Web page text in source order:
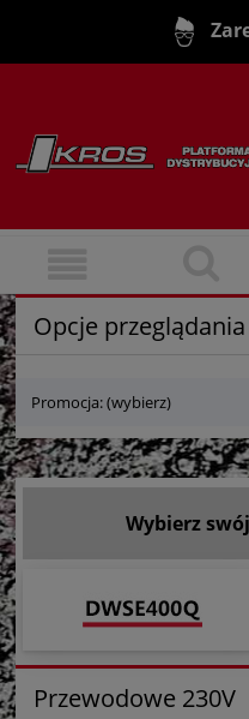
Opcje przeglądania
Promocja: (wybierz)
Wybierz
Przewodowe 230V